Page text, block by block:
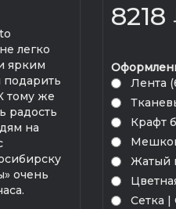
легко
ярким
тому же
радость
на
очень
8218
Лента
Крафт
Жатый
Сетка |